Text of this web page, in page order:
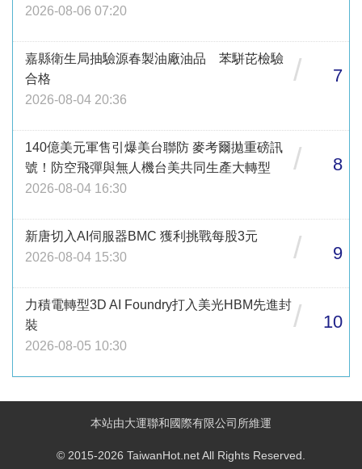
2026-08-06 07:20
嘉縣衛生局抽驗源春製油廠油品 苯駢芘檢驗
合格
2026-08-04 20:36
/ 7
140億美元軍售引爆美台聯防 麥考爾拋重磅訊
號！防空飛彈與無人機台美共同生產大轉型
2026-08-04 16:30
/ 8
新唐切入AI伺服器BMC 獲利挑戰每股3元
2026-08-04 15:30
/ 9
力積電轉型3D AI Foundry打入美光HBM先進封
裝
2026-08-05 10:30
/ 10
本站由大運聯和國際有限公司所維運
© 2015-2026 TaiwanHot.net All Rights Reserved.